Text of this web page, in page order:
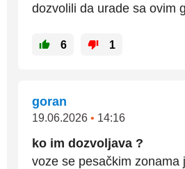
dozvolili da urade sa ovim
6 1
goran
19.06.2026 • 14:16
ko im dozvoljava ?
voze se pesačkim zonama